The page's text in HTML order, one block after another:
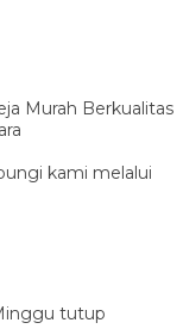
Murah Berkualitas
kami melalui
tutup